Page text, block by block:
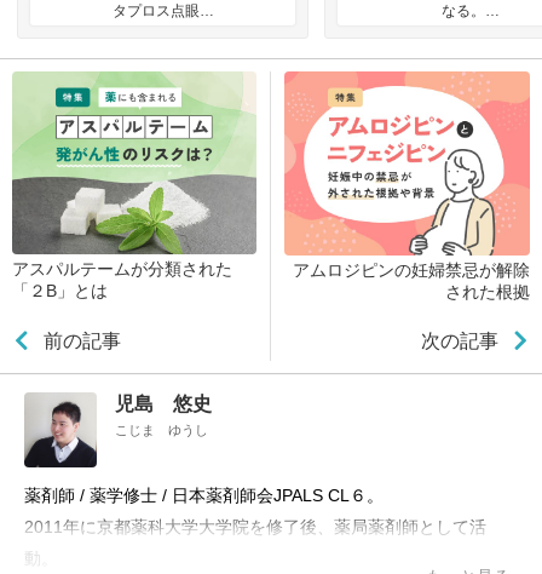
タプロス点眼…
なる。…
アスパルテームが分類された
「２B」とは
前の記事
アムロジピンの妊婦禁忌が解除
された根拠
次の記事
児島 悠史
こじま ゆうし
薬剤師 / 薬学修士 / 日本薬剤師会JPALS CL６。
2011年に京都薬科大学大学院を修了後、薬局薬剤師として活
動。